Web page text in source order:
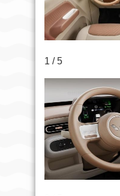
1 / 5